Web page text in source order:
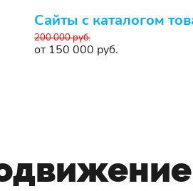
Сайты с каталогом
200 000 руб.
от 150 000 руб.